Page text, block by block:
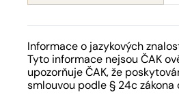
Informace o jazykových
Tyto informace nejsou ČAK
upozorňuje ČAK, že
smlouvou podle § 24c zákona